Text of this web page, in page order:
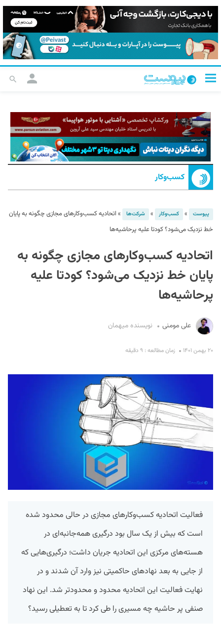
کسب‌و‌کار
پیوست » کسب‌و‌کار » شرکت‌ها » اتحادیه کسب‌وکارهای مجازی چگونه به پایان
خط نزدیک می‌شود؟ کودتا علیه پرحاشیه‌ها
اتحادیه کسب‌وکارهای مجازی چگونه به
پایان خط نزدیک می‌شود؟ کودتا علیه
پرحاشیه‌ها
علی مومنی نویسنده میهمان
۲۰ بهمن ۱۴۰۱ زمان مطالعه : ۹ دقیقه
فعالیت اتحادیه کسب‌وکارهای مجازی در حالی محدود شده
است که بیش از یک سال بود درگیری همه‌جانبه‌ای در
هسته‌های مرکزی این اتحادیه جریان داشت؛ درگیری‌هایی که
از جایی به بعد نهادهای حاکمیتی نیز وارد آن شدند و در
نهایت فعالیت این اتحادیه محدود و محدودتر شد. این نهاد
صنفی پر حاشیه چه مسیری را طی کرد تا به تعطیلی رسید؟